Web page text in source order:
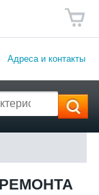
Адреса и контакты
РЕМОНТА